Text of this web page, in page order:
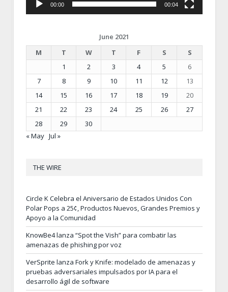
00:00 00:04
June 2021
M
T W T F S
S
1
2 3 4 5
6
7
8 9 10 11 12
13
14
15 16 17 18 19
20
21
22 23 24 25 26
27
28
29
30
« May Jul »
THE WIRE
Circle K Celebra el Aniversario de Estados Unidos Con
Polar Pops a 25¢, Productos Nuevos, Grandes Premios y
Apoyo a la Comunidad
KnowBe4 lanza “Spot the Vish” para combatir las
amenazas de phishing por voz
VerSprite lanza Fork y Knife: modelado de amenazas y
pruebas adversariales impulsados por IA para el
desarrollo ágil de software